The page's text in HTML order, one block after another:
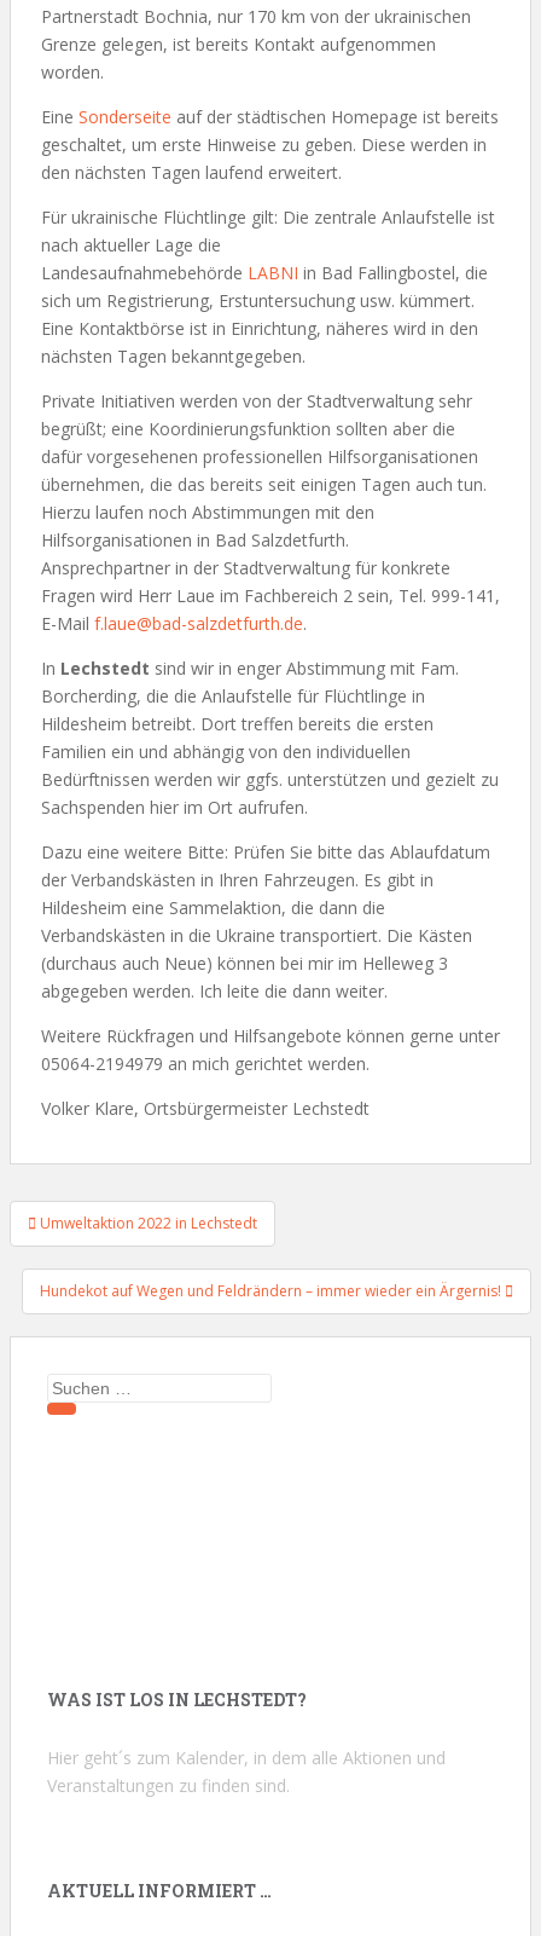
Partnerstadt Bochnia, nur 170 km von der ukrainischen
Grenze gelegen, ist bereits Kontakt aufgenommen
worden.
Eine Sonderseite auf der städtischen Homepage ist bereits
geschaltet, um erste Hinweise zu geben. Diese werden in
den nächsten Tagen laufend erweitert.
Für ukrainische Flüchtlinge gilt: Die zentrale Anlaufstelle ist
nach aktueller Lage die
Landesaufnahmebehörde LABNI in Bad Fallingbostel, die
sich um Registrierung, Erstuntersuchung usw. kümmert.
Eine Kontaktbörse ist in Einrichtung, näheres wird in den
nächsten Tagen bekanntgegeben.
Private Initiativen werden von der Stadtverwaltung sehr
begrüßt; eine Koordinierungsfunktion sollten aber die
dafür vorgesehenen professionellen Hilfsorganisationen
übernehmen, die das bereits seit einigen Tagen auch tun.
Hierzu laufen noch Abstimmungen mit den
Hilfsorganisationen in Bad Salzdetfurth.
Ansprechpartner in der Stadtverwaltung für konkrete
Fragen wird Herr Laue im Fachbereich 2 sein, Tel. 999-141,
E-Mail f.laue@bad-salzdetfurth.de.
In Lechstedt sind wir in enger Abstimmung mit Fam.
Borcherding, die die Anlaufstelle für Flüchtlinge in
Hildesheim betreibt. Dort treffen bereits die ersten
Familien ein und abhängig von den individuellen
Bedürftnissen werden wir ggfs. unterstützen und gezielt zu
Sachspenden hier im Ort aufrufen.
Dazu eine weitere Bitte: Prüfen Sie bitte das Ablaufdatum
der Verbandskästen in Ihren Fahrzeugen. Es gibt in
Hildesheim eine Sammelaktion, die dann die
Verbandskästen in die Ukraine transportiert. Die Kästen
(durchaus auch Neue) können bei mir im Helleweg 3
abgegeben werden. Ich leite die dann weiter.
Weitere Rückfragen und Hilfsangebote können gerne unter
05064-2194979 an mich gerichtet werden.
Volker Klare, Ortsbürgermeister Lechstedt
Beitragsnavigation
Umweltaktion 2022 in Lechstedt
Hundekot auf Wegen und Feldrändern – immer wieder ein Ärgernis!
Suchen
nach:
WAS IST LOS IN LECHSTEDT?
Hier geht´s zum Kalender, in dem alle Aktionen und
Veranstaltungen zu finden sind.
AKTUELL INFORMIERT …